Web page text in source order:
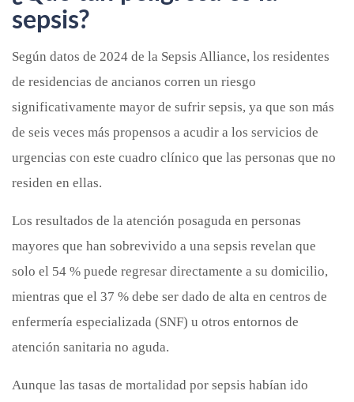
sepsis?
Según datos de 2024 de la Sepsis Alliance, los residentes
de residencias de ancianos corren un riesgo
significativamente mayor de sufrir sepsis, ya que son más
de seis veces más propensos a acudir a los servicios de
urgencias con este cuadro clínico que las personas que no
residen en ellas.
Los resultados de la atención posaguda en personas
mayores que han sobrevivido a una sepsis revelan que
solo el 54 % puede regresar directamente a su domicilio,
mientras que el 37 % debe ser dado de alta en centros de
enfermería especializada (SNF) u otros entornos de
atención sanitaria no aguda.
Aunque las tasas de mortalidad por sepsis habían ido